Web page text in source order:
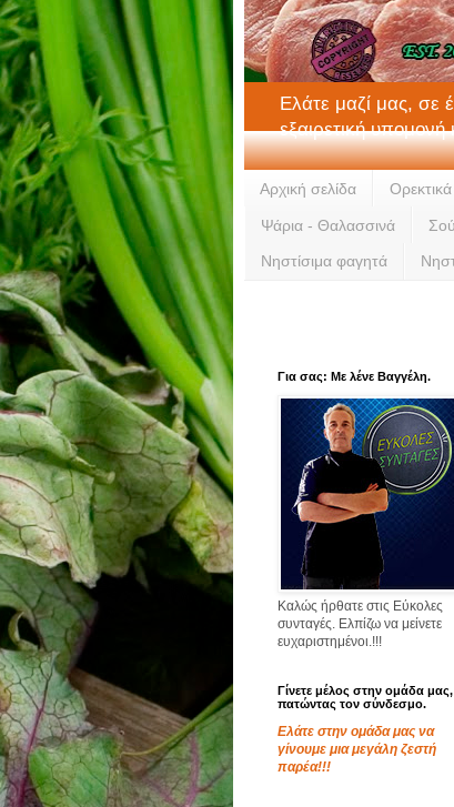
Ελάτε μαζί μας, σε
εξαιρετική υπομονή
Αρχική σελίδα Ορεκτικά
Ψάρια - Θαλασσινά
Νηστίσιμα φαγητά
Για σας: Με λένε Βαγγέλη.
Καλώς ήρθατε στις Εύκολες
συνταγές. Ελπίζω να μείνετε
ευχαριστημένοι.!!!
Γίνετε μέλος στην ομάδα μας,
πατώντας τον σύνδεσμο.
Ελάτε στην ομάδα μας να
γίνουμε μια μεγάλη ζεστή
παρέα!!!